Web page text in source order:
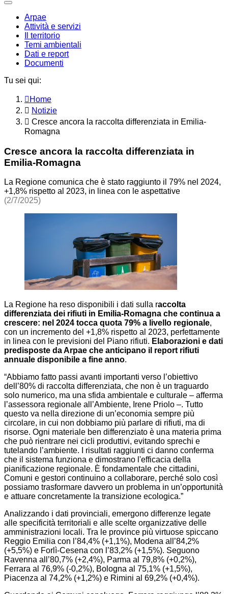
chiudi
Arpae
Attività e servizi
Il territorio
Temi ambientali
Dati e report
Documenti
Tu sei qui:
Home
Notizie
Cresce ancora la raccolta differenziata in Emilia-
Romagna
Cresce ancora la raccolta differenziata in
Emilia-Romagna
La Regione comunica che è stato raggiunto il 79% nel 2024,
+1,8% rispetto al 2023, in linea con le aspettative
(2/7/2025)
La Regione ha reso disponibili i dati sulla raccolta
differenziata dei rifiuti in Emilia-Romagna che continua a
crescere: nel 2024 tocca quota 79% a livello regionale,
con un incremento del +1,8% rispetto al 2023, perfettamente
in linea con le previsioni del Piano rifiuti. Elaborazioni e dati
predisposte da Arpae che anticipano il report rifiuti
annuale disponibile a fine anno.
“Abbiamo fatto passi avanti importanti verso l’obiettivo
dell’80% di raccolta differenziata, che non è un traguardo
solo numerico, ma una sfida ambientale e culturale – afferma
l’assessora regionale all’Ambiente, Irene Priolo –. Tutto
questo va nella direzione di un’economia sempre più
circolare, in cui non dobbiamo più parlare di rifiuti, ma di
risorse. Ogni materiale ben differenziato è una materia prima
che può rientrare nei cicli produttivi, evitando sprechi e
tutelando l’ambiente. I risultati raggiunti ci danno conferma
che il sistema funziona e dimostrano l'efficacia della
pianificazione regionale. È fondamentale che cittadini,
Comuni e gestori continuino a collaborare, perché solo così
possiamo trasformare davvero un problema in un’opportunità
e attuare concretamente la transizione ecologica.”
Analizzando i dati provinciali, emergono differenze legate
alle specificità territoriali e alle scelte organizzative delle
amministrazioni locali. Tra le province più virtuose spiccano
Reggio Emilia con l’84,4% (+1,1%), Modena all’84,2%
(+5,5%) e Forlì-Cesena con l’83,2% (+1,5%). Seguono
Ravenna all’80,7% (+2,4%), Parma al 79,8% (+0,2%),
Ferrara al 76,9% (-0,2%), Bologna al 75,1% (+1,5%),
Piacenza al 74,2% (+1,2%) e Rimini al 69,2% (+0,4%).